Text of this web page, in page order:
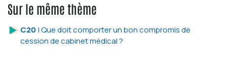
Sur le même thème
C20 | Que doit comporter un bon compromis de
cession de cabinet médical ?